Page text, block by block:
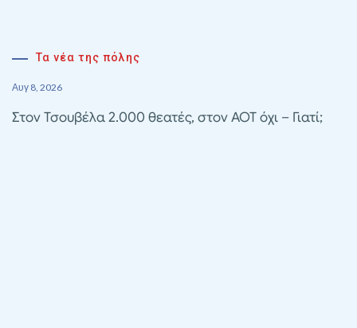
Τα νέα της πόλης
Αυγ 8, 2026
Στον Τσουβέλα 2.000 θεατές, στον ΑΟΤ όχι – Γιατί;